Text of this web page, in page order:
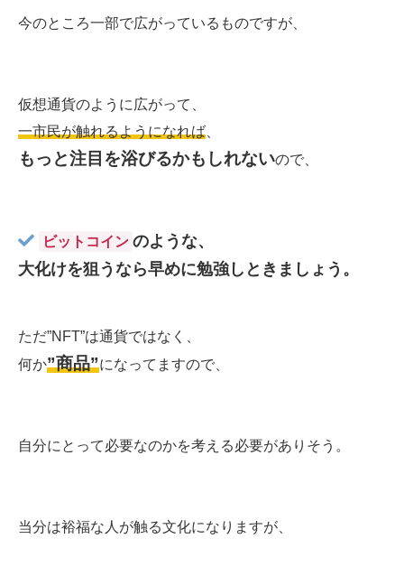
今のところ一部で広がっているものですが、
仮想通貨のように広がって、
一市民が触れるようになれば
もっと注目を浴びるかもしれないので、
ビットコイン のような、
大化けを狙うなら早めに勉強しときましょう。
ただ”NFT”は通貨ではなく、
何か”商品”になってますので、
自分にとって必要なのかを考える必要がありそう。
当分は裕福な人が触る文化になりますが、